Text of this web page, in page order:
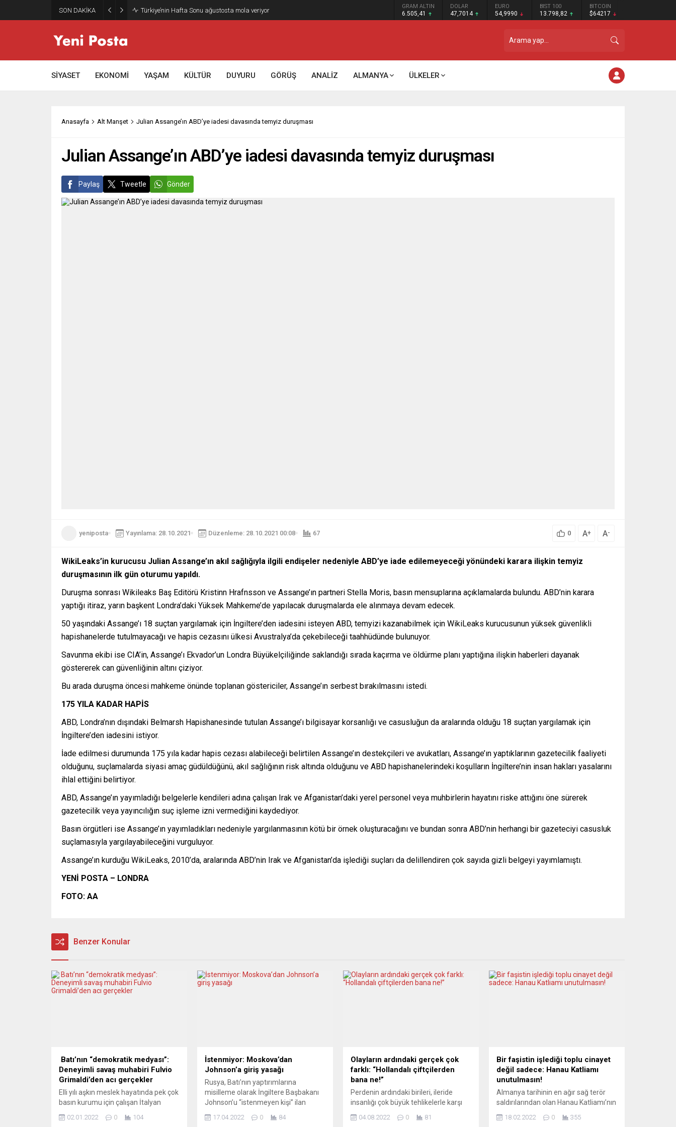
SON DAKİKA GRAM ALTIN
6.505,41
DOLAR
47,7014
EURO
54,9990
BIST 100
13.798,82
BITCOIN
$64217
SİYASET EKONOMİ YAŞAM KÜLTÜR DUYURU GÖRÜŞ ANALİZ ALMANYA ÜLKELER
Anasayfa Alt Manşet Julian Assange’ın ABD’ye iadesi davasında temyiz duruşması
Julian Assange’ın ABD’ye iadesi davasında temyiz duruşması
Paylaş Tweetle Gönder
yeniposta Yayınlama: 28.10.2021 Düzenleme: 28.10.2021 00:08 67 0 A+ A-
WikiLeaks’in kurucusu Julian Assange’ın akıl sağlığıyla ilgili endişeler nedeniyle ABD’ye iade edilemeyeceği yönündeki karara ilişkin temyiz
duruşmasının ilk gün oturumu yapıldı.
Duruşma sonrası Wikileaks Baş Editörü Kristinn Hrafnsson ve Assange’ın partneri Stella Moris, basın mensuplarına açıklamalarda bulundu. ABD’nin karara
yaptığı itiraz, yarın başkent Londra’daki Yüksek Mahkeme’de yapılacak duruşmalarda ele alınmaya devam edecek.
50 yaşındaki Assange’ı 18 suçtan yargılamak için İngiltere’den iadesini isteyen ABD, temyizi kazanabilmek için WikiLeaks kurucusunun yüksek güvenlikli
hapishanelerde tutulmayacağı ve hapis cezasını ülkesi Avustralya’da çekebileceği taahhüdünde bulunuyor.
Savunma ekibi ise CIA’in, Assange’ı Ekvador’un Londra Büyükelçiliğinde saklandığı sırada kaçırma ve öldürme planı yaptığına ilişkin haberleri dayanak
göstererek can güvenliğinin altını çiziyor.
Bu arada duruşma öncesi mahkeme önünde toplanan göstericiler, Assange’ın serbest bırakılmasını istedi.
175 YILA KADAR HAPİS
ABD, Londra’nın dışındaki Belmarsh Hapishanesinde tutulan Assange’ı bilgisayar korsanlığı ve casusluğun da aralarında olduğu 18 suçtan yargılamak için
İngiltere’den iadesini istiyor.
İade edilmesi durumunda 175 yıla kadar hapis cezası alabileceği belirtilen Assange’ın destekçileri ve avukatları, Assange’ın yaptıklarının gazetecilik faaliyeti
olduğunu, suçlamalarda siyasi amaç güdüldüğünü, akıl sağlığının risk altında olduğunu ve ABD hapishanelerindeki koşulların İngiltere’nin insan hakları yasalarını
ihlal ettiğini belirtiyor.
ABD, Assange’ın yayımladığı belgelerle kendileri adına çalışan Irak ve Afganistan’daki yerel personel veya muhbirlerin hayatını riske attığını öne sürerek
gazetecilik veya yayıncılığın suç işleme izni vermediğini kaydediyor.
Basın örgütleri ise Assange’ın yayımladıkları nedeniyle yargılanmasının kötü bir örnek oluşturacağını ve bundan sonra ABD’nin herhangi bir gazeteciyi casusluk
suçlamasıyla yargılayabileceğini vurguluyor.
Assange’ın kurduğu WikiLeaks, 2010’da, aralarında ABD’nin Irak ve Afganistan’da işlediği suçları da delillendiren çok sayıda gizli belgeyi yayımlamıştı.
YENİ POSTA – LONDRA
FOTO: AA
Benzer Konular
Batı’nın “demokratik medyası”:
Deneyimli savaş muhabiri Fulvio
Grimaldi’den acı gerçekler
Elli yılı aşkın meslek hayatında pek çok
basın kurumu için çalışan İtalyan
odakları tarafından kontrol edilen
02.01.2022 0 104
İstenmiyor: Moskova’dan
Johnson’a giriş yasağı
Rusya, Batı’nın yaptırımlarına
misilleme olarak İngiltere Başbakanı
Johnson’u “istenmeyen kişi” ilan
İngiltere Savunma Bakanı ile Dışişleri
17.04.2022 0 84
Olayların ardındaki gerçek çok
farklı: “Hollandalı çiftçilerden
bana ne!”
Perdenin ardındaki birileri, ileride
insanlığı çok büyük tehlikelerle karşı
kavgası vermektedirler. Haklı bir
04.08.2022 0 81
Bir faşistin işlediği toplu cinayet
değil sadece: Hanau Katliamı
unutulmasın!
Almanya tarihinin en ağır sağ terör
saldırılarından olan Hanau Katliamı’nın
çeşitli anma etkinlikleri ve eylemler
18.02.2022 0 355